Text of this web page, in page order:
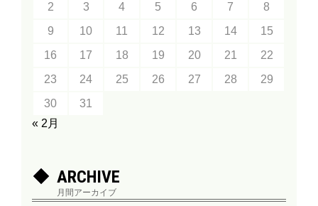
2
3 4 5 6 7
8
9
10 11 12 13 14
15
16
17 18 19 20 21
22
23
24 25 26 27 28
29
30
31
« 2月
ARCHIVE
月間アーカイブ